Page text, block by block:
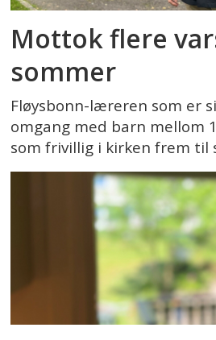
Mottok flere
sommer
Fløysbonn-læreren som er
omgang med barn mellom
som frivillig i kirken frem til